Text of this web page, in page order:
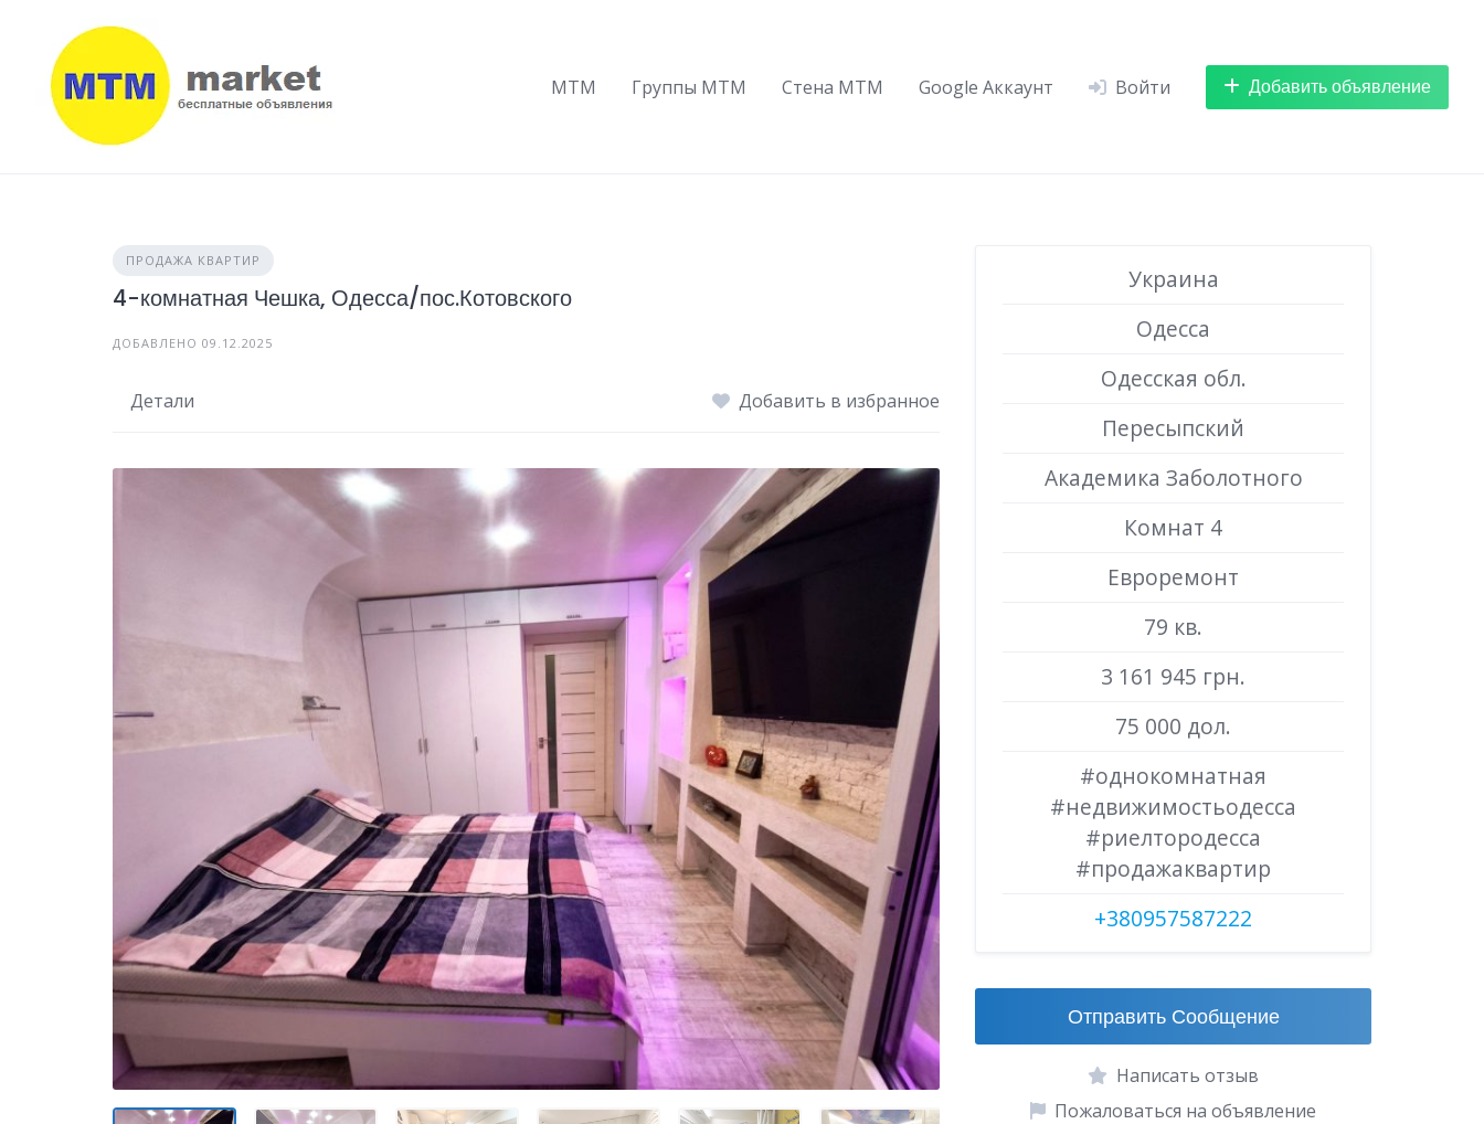
content
МТМ
Группы МТМ Стена МТМ Google Аккаунт Войти Добавить объявление
ПРОДАЖА КВАРТИР
4-комнатная Чешка, Одесса/пос.Котовского
ДОБАВЛЕНО 09.12.2025
Детали Добавить в избранное
Украина
Одесса
Одесская обл.
Пересыпский
Академика Заболотного
Комнат 4
Евроремонт
79 кв.
3 161 945 грн.
75 000 дол.
#однокомнатная
#недвижимостьодесса
#риелтородесса
#продажаквартир
+380957587222
Отправить Сообщение
Написать отзыв
Пожаловаться на объявление